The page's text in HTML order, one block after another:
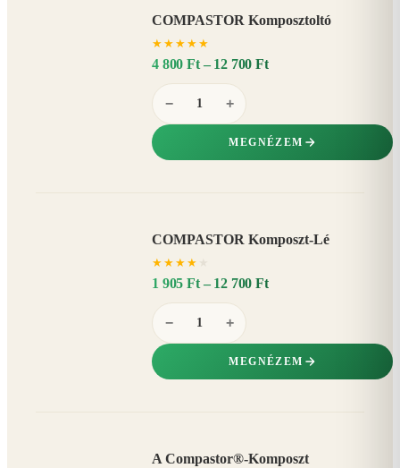
COMPASTOR Komposztoltó
★ ★ ★ ★ ★
4 800 Ft – 12 700 Ft
− +
MEGNÉZEM
COMPASTOR Komposzt-Lé
★ ★ ★ ★
1 905 Ft – 12 700 Ft
− +
MEGNÉZEM
A Compastor®-Komposzt